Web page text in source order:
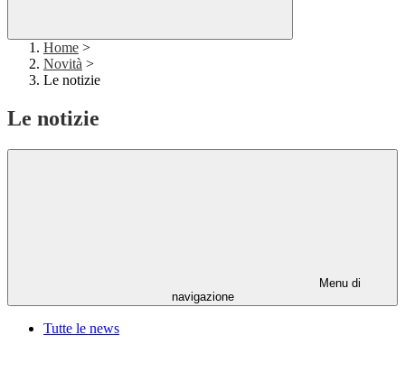
Home >
Novità >
Le notizie
Le notizie
Menu di
navigazione
Tutte le news